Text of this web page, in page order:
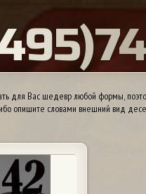
95)7
для Вас шедевр любой формы,
опишите словами внешний вид